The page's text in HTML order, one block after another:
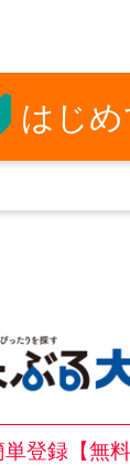
はじ
登録【無料